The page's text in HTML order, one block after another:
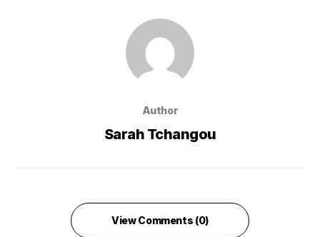
Author
Sarah Tchangou
View Comments (0)